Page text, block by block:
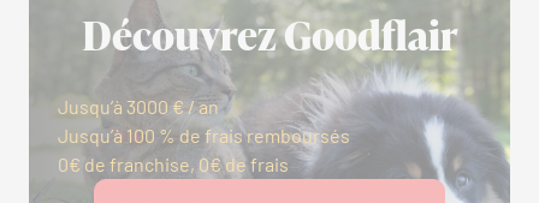
Découvrez Goodflair
Jusqu’à 3000 € / an
Jusqu’à 100 % de frais remboursés
0€ de franchise, 0€ de frais